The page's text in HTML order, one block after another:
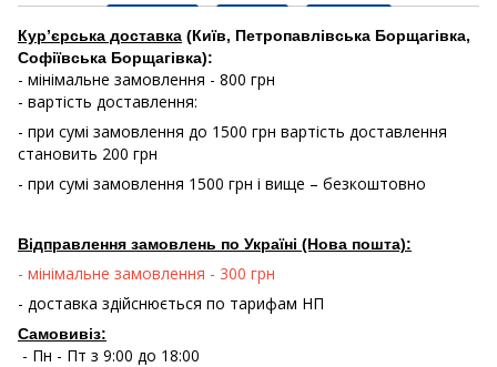
Кур’єрська доставка (Київ, Петропавлівська Борщагівка,
Софіївська Борщагівка):
- мінімальне замовлення - 800 грн
- вартість доставлення:
- при сумі замовлення до 1500 грн вартість доставлення
становить 200 грн
- при сумі замовлення 1500 грн і вище – безкоштовно
Відправлення замовлень по Україні (Нова пошта):
- мінімальне замовлення - 300 грн
- доставка здійснюється по тарифам НП
Самовивіз:
- Пн - Пт з 9:00 до 18:00